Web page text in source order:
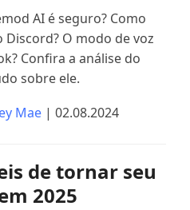
AI é seguro? Como
O modo de voz
Confira a análise do
sobre ele.
Mae | 02.08.2024
de tornar seu
2025